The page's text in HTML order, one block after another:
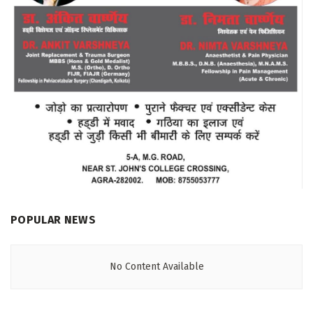
POPULAR NEWS
No Content Available